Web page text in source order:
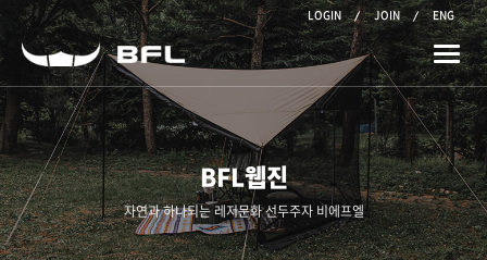
LOGIN JOIN ENG
Toggle
BFL웹진
자연과 하나되는 레저문화 선두주자 비에프엘